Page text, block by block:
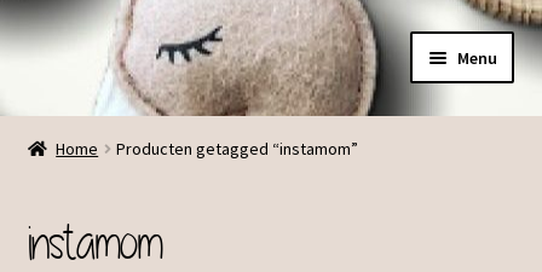
Ga
navigatie
Ga
de
inhoud
Menu
Menu
Home Producten getagged “instamom”
instamom